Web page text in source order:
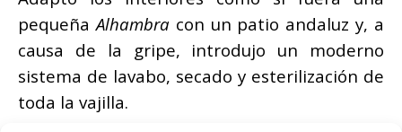
pequeñaAlhambra con un patio andaluz y, a
causa de la gripe, introdujo un moderno
sistema de lavabo, secado y esterilización de
toda la vajilla.